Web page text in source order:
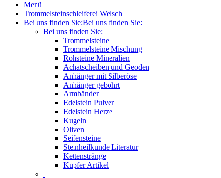
Menü
Trommelsteinschleiferei Welsch
Bei uns finden Sie:Bei uns finden Sie:
Bei uns finden Sie:
Trommelsteine
Trommelsteine Mischung
Rohsteine Mineralien
Achatscheiben und Geoden
Anhänger mit Silberöse
Anhänger gebohrt
Armbänder
Edelstein Pulver
Edelstein Herze
Kugeln
Oliven
Seifensteine
Steinheilkunde Literatur
Kettenstränge
Kupfer Artikel